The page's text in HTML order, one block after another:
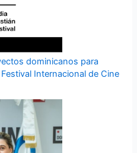
dominicanos para
Internacional de Cine